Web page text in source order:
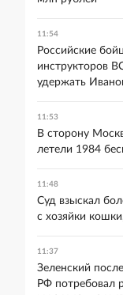
11:54
Российские
инструкторов
удержать
11:53
В сторону
летели 1984
11:48
Суд взыскал
с хозяйки
11:37
Зеленский
РФ потребовал